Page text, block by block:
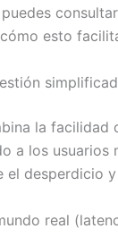
esto
la facilidad
a los
el desperdicio
real